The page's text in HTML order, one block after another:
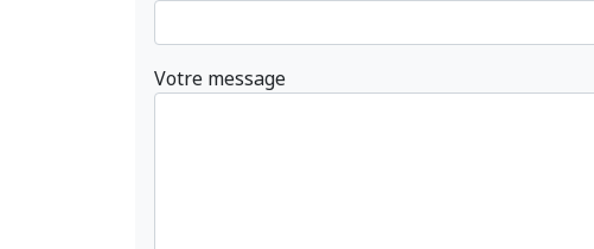
Votre message